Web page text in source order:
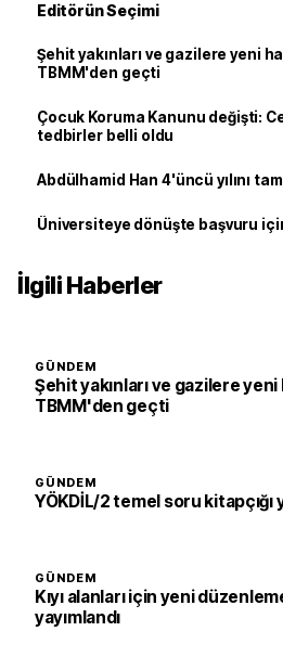
Editörün Seçimi
Şehit yakınları ve gazilere yeni
TBMM'den geçti
Çocuk Koruma Kanunu değişti:
tedbirler belli oldu
Abdülhamid Han 4'üncü yılını
Üniversiteye dönüşte başvuru
İlgili Haberler
GÜNDEM
Şehit yakınları ve gazilere
TBMM'den geçti
GÜNDEM
YÖKDİL/2 temel soru kitapçığı
GÜNDEM
Kıyı alanları için yeni
yayımlandı